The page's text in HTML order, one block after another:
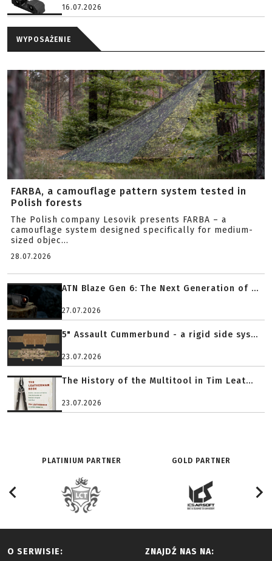
16.07.2026
WYPOSAŻENIE
FARBA, a camouflage pattern system tested in
Polish forests
The Polish company Lesovik presents FARBA – a
camouflage system designed specifically for medium-
sized objec...
28.07.2026
ATN Blaze Gen 6: The Next Generation of ...
27.07.2026
5" Assault Cummerbund - a rigid side sys...
23.07.2026
The History of the Multitool in Tim Leat...
23.07.2026
PLATINIUM PARTNER GOLD PARTNER
O SERWISIE: ZNAJDŹ NAS NA: